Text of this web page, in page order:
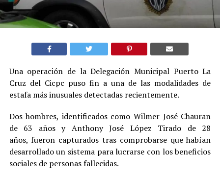
Una operación de la Delegación Municipal Puerto La
Cruz del Cicpc puso fin a una de las modalidades de
estafa más inusuales detectadas recientemente.
Dos hombres, identificados como Wilmer José Chauran
de 63 años y Anthony José López Tirado de 28
años, fueron capturados tras comprobarse que habían
desarrollado un sistema para lucrarse con los beneficios
sociales de personas fallecidas.